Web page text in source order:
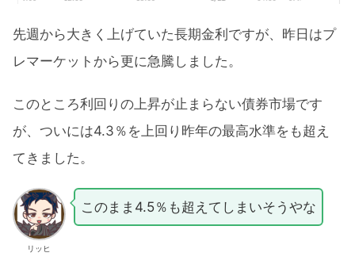
先週から大きく上げていた長期金利ですが、昨日はプ
レマーケットから更に急騰しました。
このところ利回りの上昇が止まらない債券市場です
が、ついには4.3％を上回り昨年の最高水準をも超え
てきました。
リッヒ
このまま4.5％も超えてしまいそうやな